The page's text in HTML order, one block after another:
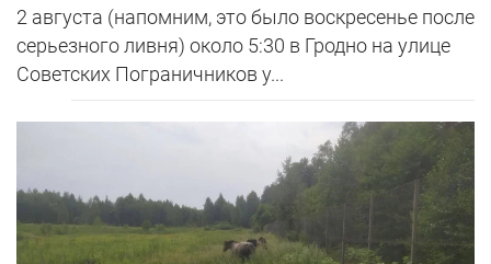
2 августа (напомним, это было воскресенье после
серьезного ливня) около 5:30 в Гродно на улице
Советских Пограничников у...